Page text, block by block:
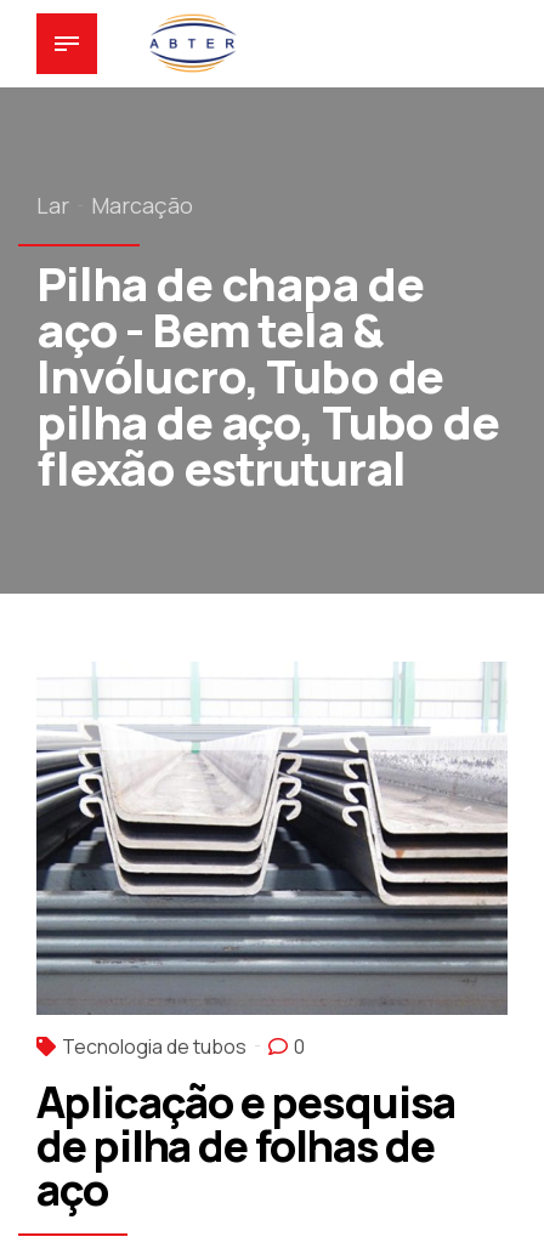
Lar Marcação
Pilha de chapa de
aço - Bem tela &
Invólucro, Tubo de
pilha de aço, Tubo de
flexão estrutural
Tecnologia de tubos 0
Aplicação e pesquisa
de pilha de folhas de
aço